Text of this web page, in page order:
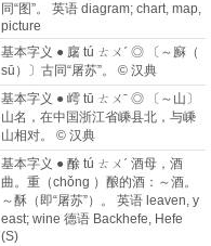
同“图”。 英语 diagram; chart, map,
picture
基本字义 ● 廜 tú ㄊㄨˊ ◎ 〔～㢝（
sū）〕古同“屠苏”。 © 汉典
基本字义 ● 嶀 tū ㄊㄨˉ ◎ 〔～山〕
山名，在中国浙江省嵊县北，与嵊
山相对。 © 汉典
基本字义 ● 酴 tú ㄊㄨˊ 酒母，酒
曲。重（chǒng ）酿的酒：～酒。
～酥（即“屠苏”）。 英语 leaven, y
east; wine 德语 Backhefe, Hefe
(S)